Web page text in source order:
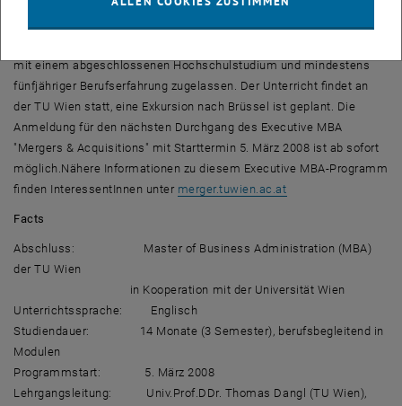
Unterricht durchgehend in englischer Sprache. Den AbsolventInnen
wird nach erfolgreichem Abschluss der Titel "Master of Business
mit einem abgeschlossenen Hochschulstudium und mindestens
fünfjähriger Berufserfahrung zugelassen. Der Unterricht findet an
der TU Wien statt, eine Exkursion nach Brüssel ist geplant. Die
Anmeldung für den nächsten Durchgang des Executive MBA
"Mergers & Acquisitions" mit Starttermin 5. März 2008 ist ab sofort
möglich.Nähere Informationen zu diesem Executive MBA-Programm
finden InteressentInnen unter merger.tuwien.ac.at
Facts
Abschluss: Master of Business Administration (MBA)
der TU Wien
in Kooperation mit der Universität Wien
Unterrichtssprache: Englisch
Studiendauer: 14 Monate (3 Semester), berufsbegleitend in
Modulen
Programmstart: 5. März 2008
Lehrgangsleitung: Univ.Prof.DDr. Thomas Dangl (TU Wien),